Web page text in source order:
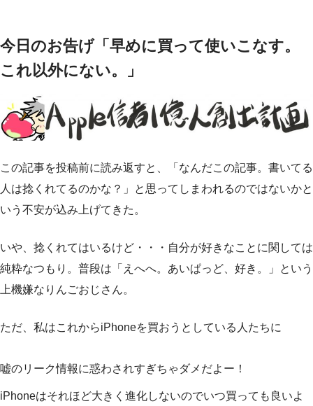
今日のお告げ「早めに買って使いこなす。
これ以外にない。」
この記事を投稿前に読み返すと、「なんだこの記事。書いてる
人は捻くれてるのかな？」と思ってしまわれるのではないかと
いう不安が込み上げてきた。
いや、捻くれてはいるけど・・・自分が好きなことに関しては
純粋なつもり。普段は「えへへ。あいぱっど、好き。」という
上機嫌なりんごおじさん。
ただ、私はこれからiPhoneを買おうとしている人たちに
嘘のリーク情報に惑わされすぎちゃダメだよー！
iPhoneはそれほど大きく進化しないのでいつ買っても良いよ